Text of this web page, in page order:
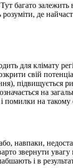
багато залежить
де
для клімату
свій
підвищується
на
помилки на
навпаки,
звернути увагу
і в